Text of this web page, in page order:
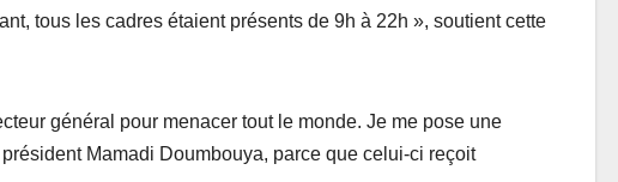
tous les cadres étaient présents de 9h à 22h », soutient cette
général pour menacer tout le monde. Je me pose une
Mamadi Doumbouya, parce que celui-ci reçoit